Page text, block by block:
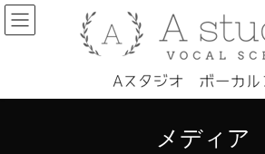
コ
ン
へ
ナ
ビ
ョ
メディア